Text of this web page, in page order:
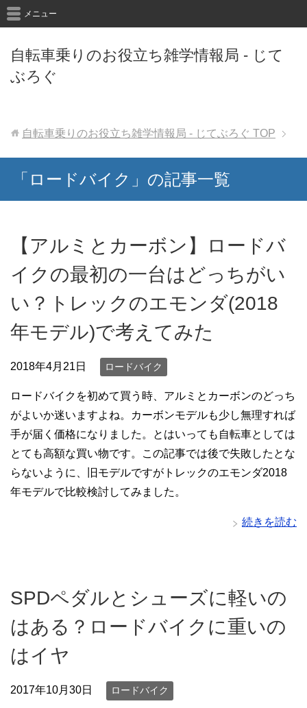
自転車乗りのお役立ち雑学情報局 - じて
ぶろぐ
メニュー
自転車乗りのお役立ち雑学情報局 - じてぶろぐ TOP
「ロードバイク」の記事一覧
【アルミとカーボン】ロードバ
イクの最初の一台はどっちがい
い？トレックのエモンダ(2018
年モデル)で考えてみた
2018年4月21日 ロードバイク
ロードバイクを初めて買う時、アルミとカーボンのどっち
がよいか迷いますよね。カーボンモデルも少し無理すれば
手が届く価格になりました。とはいっても自転車としては
とても高額な買い物です。この記事では後で失敗したとな
らないように、旧モデルですがトレックのエモンダ2018
年モデルで比較検討してみました。
続きを読む
SPDペダルとシューズに軽いの
はある？ロードバイクに重いの
はイヤ
2017年10月30日 ロードバイク